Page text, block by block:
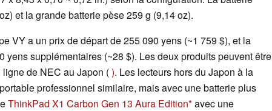
et la grande batterie pèse 259 g (9,14 oz).
VY a un prix de départ de 255 090 yens (~1 759 $), et la
yens supplémentaires (~28 $). Les deux produits peuvent être
de NEC au Japon (). Les lecteurs hors du Japon à la
professionnel similaire, mais avec une batterie plus
ThinkPad X1 Carbon Gen 13 Aura Edition avec une